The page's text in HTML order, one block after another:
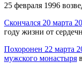
25 февраля 1996
Скончался 20 марта
году жизни от
Похоронен 22 марта
мужского монастыря